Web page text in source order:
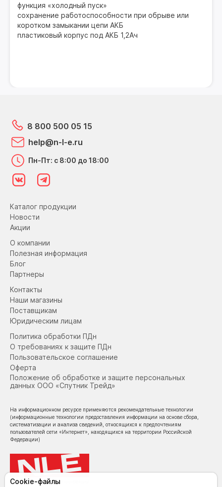
функция «холодный пуск»
сохранение работоспособности при обрыве или
коротком замыкании цепи АКБ
пластиковый корпус под АКБ 1,2Ач
Каталог продукции
Новости
Акции
О компании
Полезная информация
Блог
Партнеры
Контакты
Наши магазины
Поставщикам
Юридическим лицам
Политика обработки ПДн
О требованиях к защите ПДн
Пользовательское соглашение
Оферта
Положение об обработке и защите персональных
данных ООО «Спутник Трейд»
8 800 500 05 15
help@n-l-e.ru
Пн-Пт: с 8:00 до 18:00
На информационном ресурсе применяются рекомендательные технологии
(информационные технологии предоставления информации на основе сбора,
систематизации и анализа сведений, относящихся к предпочтениям
пользователей сети «Интернет», находящихся на территории Российской
Федерации)
Cookie-файлы